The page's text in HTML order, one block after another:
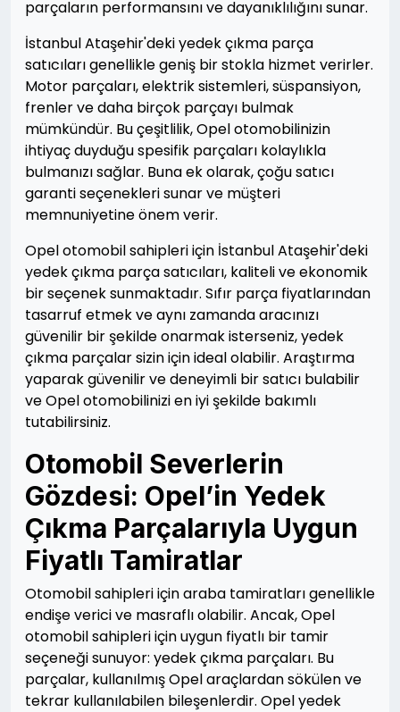
parçaların performansını ve dayanıklılığını sunar.
İstanbul Ataşehir'deki yedek çıkma parça
satıcıları genellikle geniş bir stokla hizmet verirler.
Motor parçaları, elektrik sistemleri, süspansiyon,
frenler ve daha birçok parçayı bulmak
mümkündür. Bu çeşitlilik, Opel otomobilinizin
ihtiyaç duyduğu spesifik parçaları kolaylıkla
bulmanızı sağlar. Buna ek olarak, çoğu satıcı
garanti seçenekleri sunar ve müşteri
memnuniyetine önem verir.
Opel otomobil sahipleri için İstanbul Ataşehir'deki
yedek çıkma parça satıcıları, kaliteli ve ekonomik
bir seçenek sunmaktadır. Sıfır parça fiyatlarından
tasarruf etmek ve aynı zamanda aracınızı
güvenilir bir şekilde onarmak isterseniz, yedek
çıkma parçalar sizin için ideal olabilir. Araştırma
yaparak güvenilir ve deneyimli bir satıcı bulabilir
ve Opel otomobilinizi en iyi şekilde bakımlı
tutabilirsiniz.
Otomobil Severlerin
Gözdesi: Opel’in Yedek
Çıkma Parçalarıyla Uygun
Fiyatlı Tamiratlar
Otomobil sahipleri için araba tamiratları genellikle
endişe verici ve masraflı olabilir. Ancak, Opel
otomobil sahipleri için uygun fiyatlı bir tamir
seçeneği sunuyor: yedek çıkma parçaları. Bu
parçalar, kullanılmış Opel araçlardan sökülen ve
tekrar kullanılabilen bileşenlerdir. Opel yedek